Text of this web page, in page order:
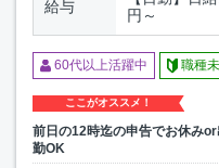
給与
円～
60代以上活躍中 職種
ここがオススメ！
前日の12時迄の申告でお休みor
勤OK